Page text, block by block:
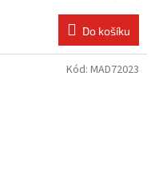
Do košíku
Kód: MAD72023